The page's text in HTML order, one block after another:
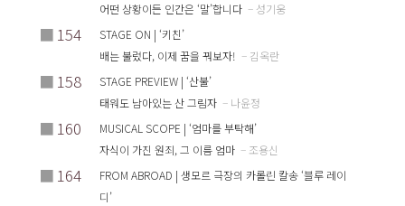
어떤 상황이든 인간은 ‘말’합니다 – 성기웅
■ 154
STAGE ON | ‘키친’
배는 불렀다, 이제 꿈을 꿔보자! – 김옥란
■ 158
STAGE PREVIEW | ‘산불’
태워도 남아있는 산 그림자 – 나윤정
■ 160
MUSICAL SCOPE | ‘엄마를 부탁해’
자식이 가진 원죄, 그 이름 엄마 – 조용신
■ 164
FROM ABROAD | 생모르 극장의 카롤린 칼송 ‘블루 레이
디’